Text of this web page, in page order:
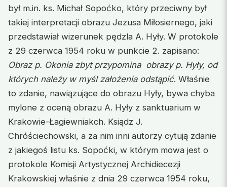
był m.in. ks. Michał Sopoćko, który przeciwny był
takiej interpretacji obrazu Jezusa Miłosiernego, jaki
przedstawiał wizerunek pędzla A. Hyły. W protokole
z 29 czerwca 1954 roku w punkcie 2. zapisano:
Obraz p. Okonia zbyt przypomina obrazy p. Hyły, od
których należy w myśl założenia odstąpić. Właśnie
to zdanie, nawiązujące do obrazu Hyły, bywa chyba
mylone z oceną obrazu A. Hyły z sanktuarium w
Krakowie-Łagiewniakch. Ksiądz J.
Chróściechowski, a za nim inni autorzy cytują zdanie
z jakiegoś listu ks. Sopoćki, w którym mowa jest o
protokole Komisji Artystycznej Archidiecezji
Krakowskiej właśnie z dnia 29 czerwca 1954 roku,